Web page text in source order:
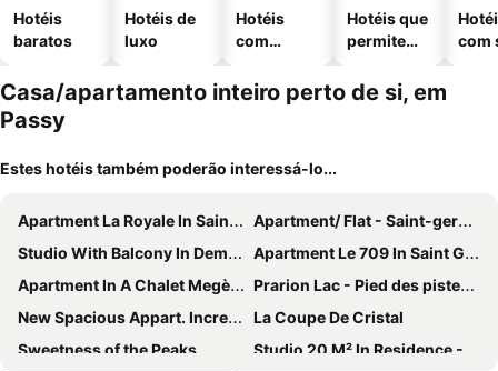
Hotéis
baratos
Hotéis de
luxo
Hotéis
com
Hotéis que
permitem
com
Casa/apartamento inteiro perto de si, em
Passy
Estes hotéis também poderão interessá-lo...
Apartment La Royale In Saint Gervais - 4 Persons, 1 Bedrooms
Apartment/ Flat - Saint-gervais
Studio With Balcony In Demi Quartier Megeve
Apartment Le 709 In Saint Gervais - 4 Persons, 2 Bedrooms
Apartment In A Chalet Megève / Jaillet
Prarion Lac - Pied des pistes - Vue montagne
New Spacious Appart. Incredible view of Mt Blanc
La Coupe De Cristal
Sweetness of the Peaks
Studio 20 M² In Residence - Demi-Quartier (Rented Since Late 2018)